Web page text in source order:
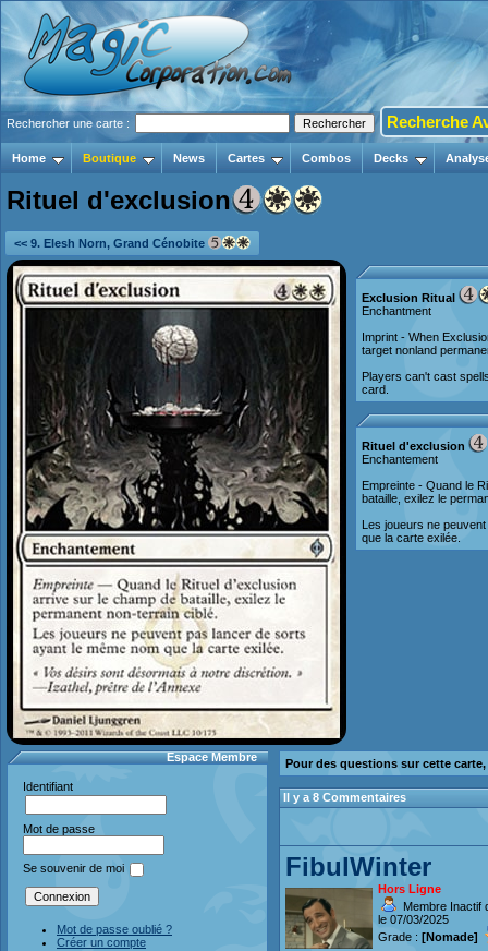
Rechercher une carte : Recherche
Home Boutique News Cartes Combos Decks
Rituel d'exclusion
<< 9. Elesh Norn, Grand Cénobite
Exclusion Ritual
Enchantment
Imprint - When
target nonland
Players can't cast
card.
Rituel d'exclusion
Enchantement
Empreinte - Quand le
bataille, exilez le
Les joueurs ne
que la carte exilée.
Espace Membre
Identifiant
Mot de passe
Se souvenir de moi
Mot de passe oublié ?
Créer un compte
Pour des questions sur cette
Il y a 8 Commentaires
FibulWinter
Hors Ligne
Membre Inactif
le 07/03/2025
Grade : [Nomade]